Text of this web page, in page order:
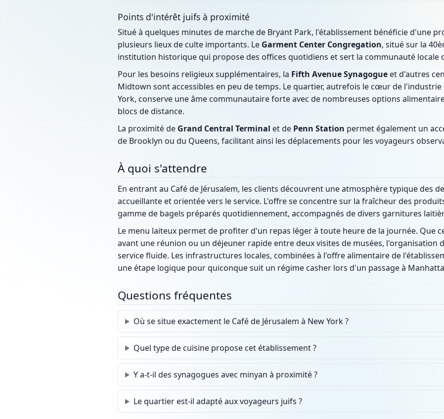
Points d'intérêt juifs à proximité
Situé à quelques minutes de marche de Bryant Park, l'établissement bénéficie d'une
plusieurs lieux de culte importants. Le Garment Center Congregation, situé sur la
institution historique qui propose des offices quotidiens et sert la communauté locale
Pour les besoins religieux supplémentaires, la Fifth Avenue Synagogue et d'autres
Midtown sont accessibles en peu de temps. Le quartier, autrefois le cœur de l'industrie
York, conserve une âme communautaire forte avec de nombreuses options
blocs de distance.
La proximité de Grand Central Terminal et de Penn Station permet également un
de Brooklyn ou du Queens, facilitant ainsi les déplacements pour les voyageurs
À quoi s'attendre
En entrant au Café de Jérusalem, les clients découvrent une atmosphère typique des
accueillante et orientée vers le service. L'offre se concentre sur la fraîcheur des
gamme de bagels préparés quotidiennement, accompagnés de divers garnitures
Le menu laiteux permet de profiter d'un repas léger à toute heure de la journée. Que
avant une réunion ou un déjeuner rapide entre deux visites de musées, l'organisation
service fluide. Les infrastructures locales, combinées à l'offre alimentaire de
une étape logique pour quiconque suit un régime casher lors d'un passage à
Questions fréquentes
Où se situe exactement le Café de Jérusalem à New York ?
Quel type de cuisine propose cet établissement ?
Y a-t-il des synagogues avec minyan à proximité ?
Le quartier est-il adapté aux voyageurs juifs ?